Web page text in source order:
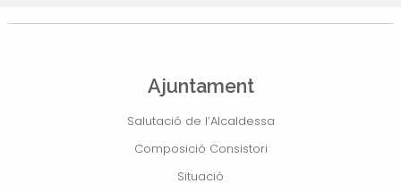
Ajuntament
Salutació de l’Alcaldessa
Composició Consistori
Situació